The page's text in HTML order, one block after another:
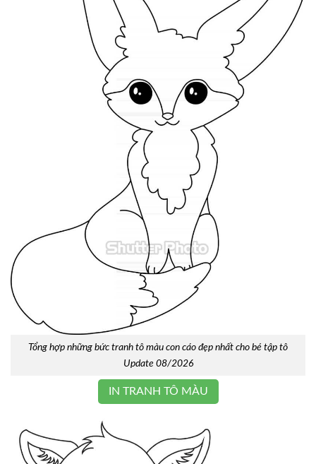
Tổng hợp những bức tranh tô màu con cáo đẹp nhất cho bé tập tô
Update 08/2026
IN TRANH TÔ MÀU